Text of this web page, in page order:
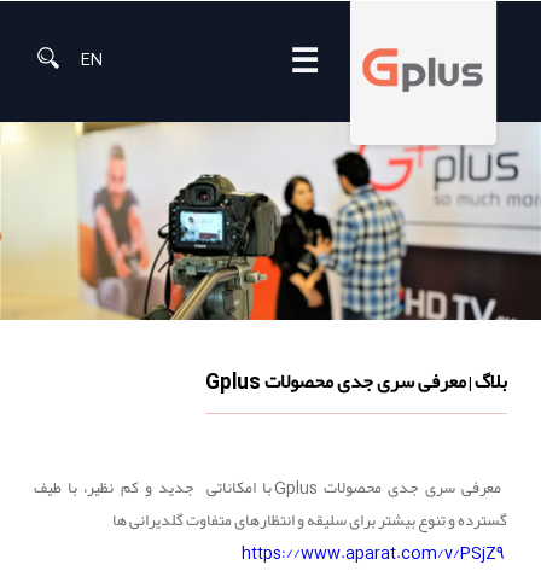
☰
EN
بلاگ|معرفی سری جدی محصولات Gplus
معرفی سری جدی محصولات Gplus با امکاناتی جدید و کم نظیر، با طیف
گسترده و تنوع بیشتر برای سلیقه و انتظارهای متفاوت گلدیرانی ها
https://www.aparat.com/v/PSjZ9